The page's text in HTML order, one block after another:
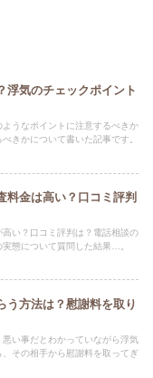
浮気のチェックポイント
うなポイントに注意するべきか
きかについて書いた記事です。
料金は高い？口コミ評判
い？口コミ評判は？電話相談の
態について質問した結果…。
う方法は？慰謝料を取り
い事だとわかっていながら浮気
その相手から慰謝料を取ってぎ